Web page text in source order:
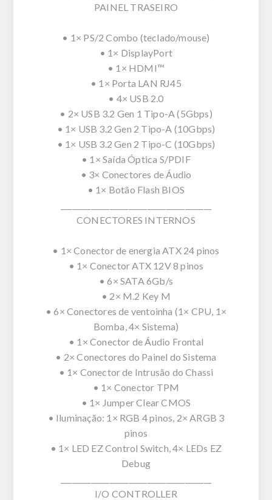
PAINEL TRASEIRO
• 1× PS/2 Combo (teclado/mouse)
• 1× DisplayPort
• 1× HDMI™
• 1× Porta LAN RJ45
• 4× USB 2.0
• 2× USB 3.2 Gen 1 Tipo-A (5Gbps)
• 1× USB 3.2 Gen 2 Tipo-A (10Gbps)
• 1× USB 3.2 Gen 2 Tipo-C (10Gbps)
• 1× Saída Óptica S/PDIF
• 3× Conectores de Áudio
• 1× Botão Flash BIOS
CONECTORES INTERNOS
• 1× Conector de energia ATX 24 pinos
• 1× Conector ATX 12V 8 pinos
• 6× SATA 6Gb/s
• 2× M.2 Key M
• 6× Conectores de ventoinha (1× CPU, 1×
Bomba, 4× Sistema)
• 1× Conector de Áudio Frontal
• 2× Conectores do Painel do Sistema
• 1× Conector de Intrusão do Chassi
• 1× Conector TPM
• 1× Jumper Clear CMOS
• Iluminação: 1× RGB 4 pinos, 2× ARGB 3
pinos
• 1× LED EZ Control Switch, 4× LEDs EZ
Debug
I/O CONTROLLER